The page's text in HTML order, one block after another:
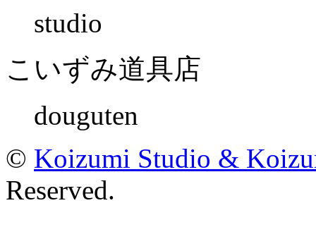
studio
こいずみ道具店
douguten
© Koizumi Studio &
Reserved.